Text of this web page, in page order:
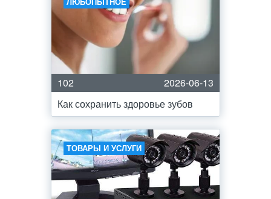
102
2026-06-13
Как сохранить здоровье зубов
ТОВАРЫ И УСЛУГИ